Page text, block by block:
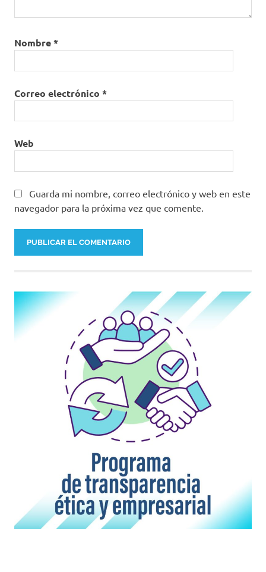
Nombre*
Correo electrónico *
Web
Guarda mi nombre, correo electrónico y web en este
navegador para la próxima vez que comente.